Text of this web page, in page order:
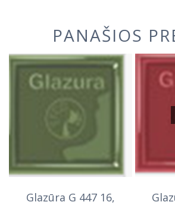
PANAŠIOS
Glazūra G 447 16,